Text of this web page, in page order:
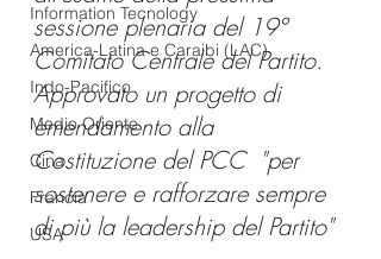
Information Tecnology
America-Latina e Caraibi (LAC)
Indo-Pacifico
Medio Oriente
Cina
Francia
USA
sessione plenaria del 19°
Comitato Centrale del Partito.
Approvato un progetto di
emendamento alla
Costituzione del PCC  "per
sostenere e rafforzare sempre
di più la leadership del Partito"